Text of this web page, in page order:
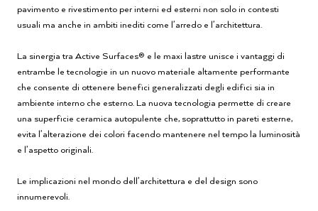
pavimento e rivestimento per interni ed esterni non solo in contesti
usuali ma anche in ambiti inediti come l’arredo e l’architettura.
La sinergia tra Active Surfaces® e le maxi lastre unisce i vantaggi di
entrambe le tecnologie in un nuovo materiale altamente performante
che consente di ottenere benefici generalizzati degli edifici sia in
ambiente interno che esterno. La nuova tecnologia permette di creare
una superficie ceramica autopulente che, soprattutto in pareti esterne,
evita l’alterazione dei colori facendo mantenere nel tempo la luminosità
e l’aspetto originali.
Le implicazioni nel mondo dell’architettura e del design sono
innumerevoli.